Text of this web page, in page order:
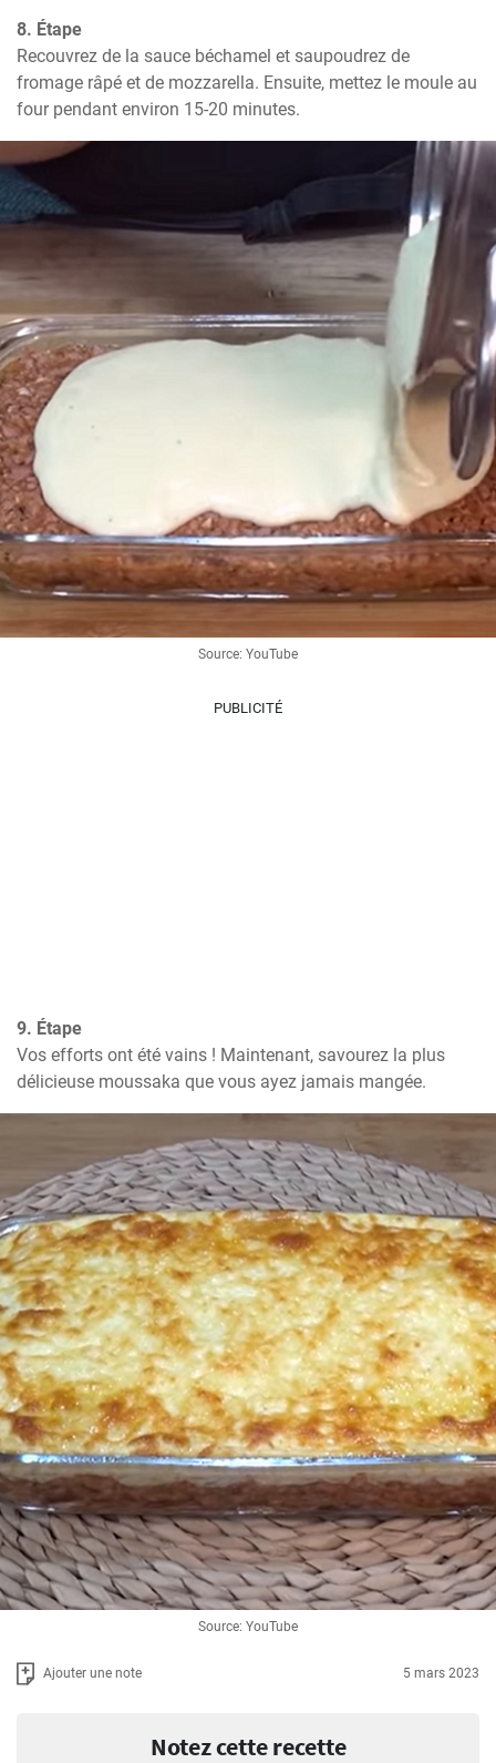
8. Étape
Recouvrez de la sauce béchamel et saupoudrez de
fromage râpé et de mozzarella. Ensuite, mettez le moule au
four pendant environ 15-20 minutes.
Source: YouTube
PUBLICITÉ
9. Étape
Vos efforts ont été vains ! Maintenant, savourez la plus
délicieuse moussaka que vous ayez jamais mangée.
Source: YouTube
Ajouter une note 5 mars 2023
Notez cette recette